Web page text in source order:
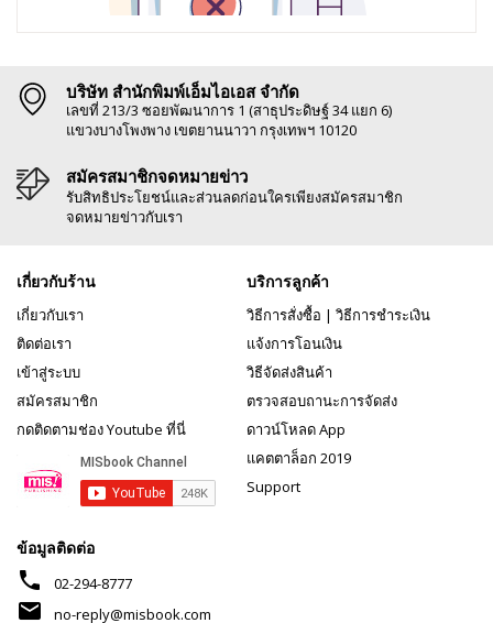
บริษัท สำนักพิมพ์เอ็มไอเอส จำกัด
เลขที่ 213/3 ซอยพัฒนาการ 1 (สาธุประดิษฐ์ 34 แยก 6)
แขวงบางโพงพาง เขตยานนาวา กรุงเทพฯ 10120
สมัครสมาชิกจดหมายข่าว
รับสิทธิประโยชน์และส่วนลดก่อนใครเพียงสมัครสมาชิก
จดหมายข่าวกับเรา
เกี่ยวกับร้าน
เกี่ยวกับเรา
ติดต่อเรา
เข้าสู่ระบบ
สมัครสมาชิก
กดติดตามช่อง Youtube ที่นี่
บริการลูกค้า
วิธีการสั่งซื้อ | วิธีการชำระเงิน
แจ้งการโอนเงิน
วิธีจัดส่งสินค้า
ตรวจสอบถานะการจัดส่ง
ดาวน์โหลด App
แคตตาล็อก 2019
Support
ข้อมูลติดต่อ
phone 02-294-8777
mail no-reply@misbook.com